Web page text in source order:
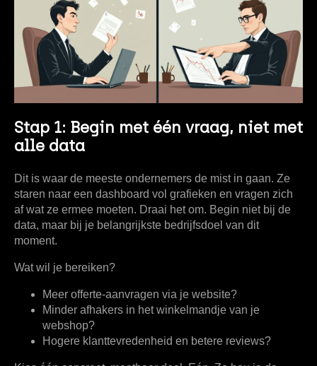
Stap 1: Begin met één vraag, niet met
alle data
Dit is waar de meeste ondernemers de mist in gaan. Ze
staren naar een dashboard vol grafieken en vragen zich
af wat ze ermee moeten. Draai het om. Begin niet bij de
data, maar bij je belangrijkste bedrijfsdoel van dit
moment.
Wat wil je bereiken?
Meer offerte-aanvragen via je website?
Minder afhakers in het winkelmandje van je
webshop?
Hogere klanttevredenheid en betere reviews?